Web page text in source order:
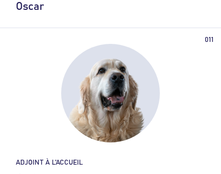
Oscar
ADJOINT À L'ACCUEIL